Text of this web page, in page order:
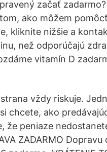
začať
ako môžem
kliknite nižšie a
než odporúčajú
vitamín D
vždy riskuje.
chcete, ako
že peniaze
ZADARMO